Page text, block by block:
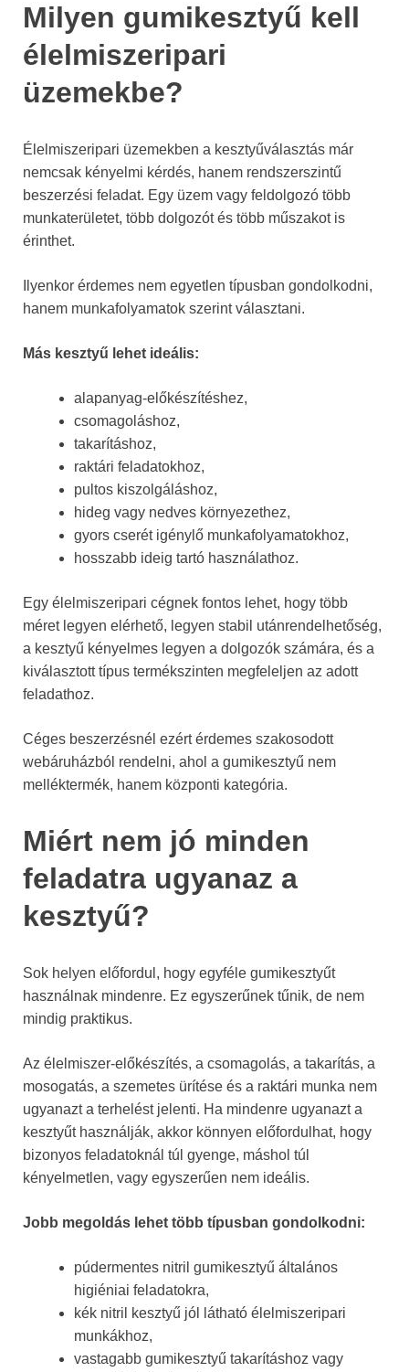
Milyen gumikesztyű kell
élelmiszeripari
üzemekbe?
Élelmiszeripari üzemekben a kesztyűválasztás már
nemcsak kényelmi kérdés, hanem rendszerszintű
beszerzési feladat. Egy üzem vagy feldolgozó több
munkaterületet, több dolgozót és több műszakot is
érinthet.
Ilyenkor érdemes nem egyetlen típusban gondolkodni,
hanem munkafolyamatok szerint választani.
Más kesztyű lehet ideális:
alapanyag-előkészítéshez,
csomagoláshoz,
takarításhoz,
raktári feladatokhoz,
pultos kiszolgáláshoz,
hideg vagy nedves környezethez,
gyors cserét igénylő munkafolyamatokhoz,
hosszabb ideig tartó használathoz.
Egy élelmiszeripari cégnek fontos lehet, hogy több
méret legyen elérhető, legyen stabil utánrendelhetőség,
a kesztyű kényelmes legyen a dolgozók számára, és a
kiválasztott típus termékszinten megfeleljen az adott
feladathoz.
Céges beszerzésnél ezért érdemes szakosodott
webáruházból rendelni, ahol a gumikesztyű nem
melléktermék, hanem központi kategória.
Miért nem jó minden
feladatra ugyanaz a
kesztyű?
Sok helyen előfordul, hogy egyféle gumikesztyűt
használnak mindenre. Ez egyszerűnek tűnik, de nem
mindig praktikus.
Az élelmiszer-előkészítés, a csomagolás, a takarítás, a
mosogatás, a szemetes ürítése és a raktári munka nem
ugyanazt a terhelést jelenti. Ha mindenre ugyanazt a
kesztyűt használják, akkor könnyen előfordulhat, hogy
bizonyos feladatoknál túl gyenge, máshol túl
kényelmetlen, vagy egyszerűen nem ideális.
Jobb megoldás lehet több típusban gondolkodni:
púdermentes nitril gumikesztyű általános
higiéniai feladatokra,
kék nitril kesztyű jól látható élelmiszeripari
munkákhoz,
vastagabb gumikesztyű takarításhoz vagy